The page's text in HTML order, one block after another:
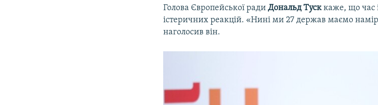
Голова Європейської радиДональд Тусккаже, що час
істеричних реакцій. «Нині ми 27 держав маємо
наголосив він.